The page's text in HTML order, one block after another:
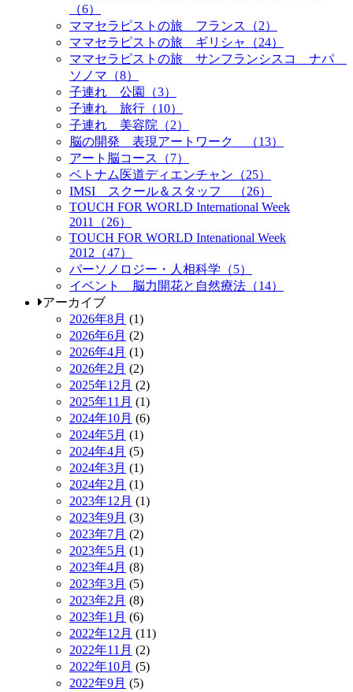
（6）
ママセラピストの旅 フランス（2）
ママセラピストの旅 ギリシャ（24）
ママセラピストの旅 サンフランシスコ ナパ
ソノマ（8）
子連れ 公園（3）
子連れ 旅行（10）
子連れ 美容院（2）
脳の開発 表現アートワーク （13）
アート脳コース（7）
ベトナム医道ディエンチャン（25）
IMSI スクール＆スタッフ （26）
TOUCH FOR WORLD International Week
2011（26）
TOUCH FOR WORLD Intenational Week
2012（47）
パーソノロジー・人相科学（5）
イベント 脳力開花と自然療法（14）
アーカイブ
2026年8月 (1)
2026年6月 (2)
2026年4月 (1)
2026年2月 (2)
2025年12月 (2)
2025年11月 (1)
2024年10月 (6)
2024年5月 (1)
2024年4月 (5)
2024年3月 (1)
2024年2月 (1)
2023年12月 (1)
2023年9月 (3)
2023年7月 (2)
2023年5月 (1)
2023年4月 (8)
2023年3月 (5)
2023年2月 (8)
2023年1月 (6)
2022年12月 (11)
2022年11月 (2)
2022年10月 (5)
2022年9月 (5)